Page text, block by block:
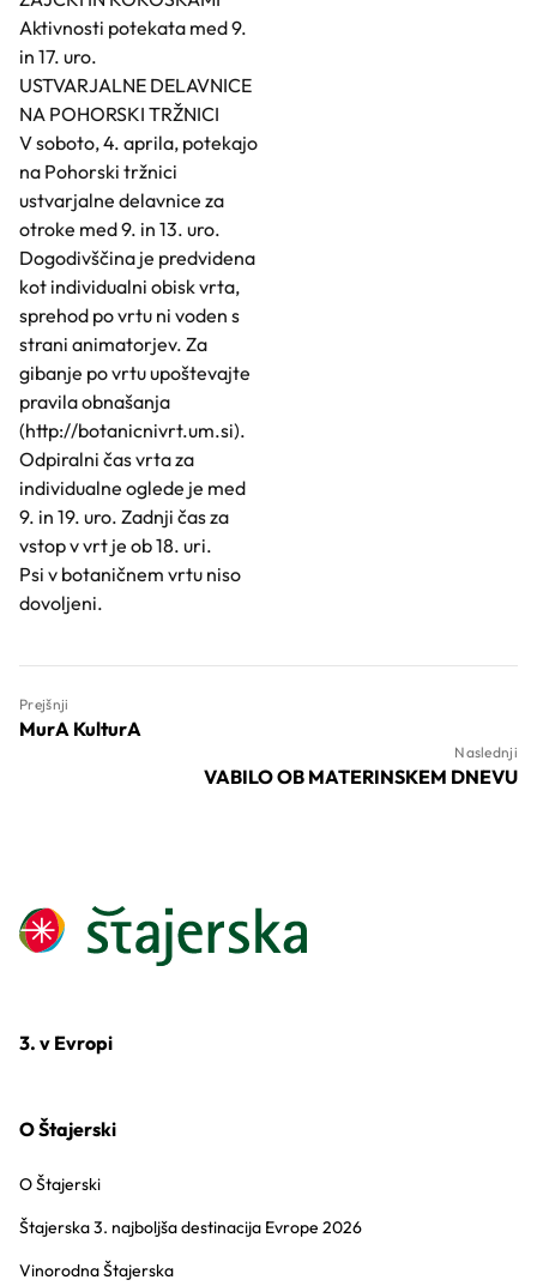
Aktivnosti potekata med 9.
in 17. uro.
USTVARJALNE DELAVNICE
NA POHORSKI TRŽNICI
V soboto, 4. aprila, potekajo
na Pohorski tržnici
ustvarjalne delavnice za
otroke med 9. in 13. uro.
Dogodivščina je predvidena
kot individualni obisk vrta,
sprehod po vrtu ni voden s
strani animatorjev. Za
gibanje po vrtu upoštevajte
pravila obnašanja
(http://botanicnivrt.um.si).
Odpiralni čas vrta za
individualne oglede je med
9. in 19. uro. Zadnji čas za
vstop v vrt je ob 18. uri.
Psi v botaničnem vrtu niso
dovoljeni.
Prejšnji
MurA KulturA
Naslednji
VABILO OB MATERINSKEM DNEVU
3. v Evropi
O Štajerski
O Štajerski
Štajerska 3. najboljša destinacija Evrope 2026
Vinorodna Štajerska